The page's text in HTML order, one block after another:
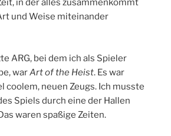
in der alles zusammenkommt
und Weise miteinander
ARG, bei dem ich als Spieler
warArt of the Heist. Es war
coolem, neuen Zeugs. Ich musste
Spiels durch eine der Hallen
waren spaßige Zeiten.